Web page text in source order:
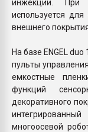
инжекции. При
используется
внешнего
На базе ENGEL
пульты
емкостные
функций
декоративного
многоосевой